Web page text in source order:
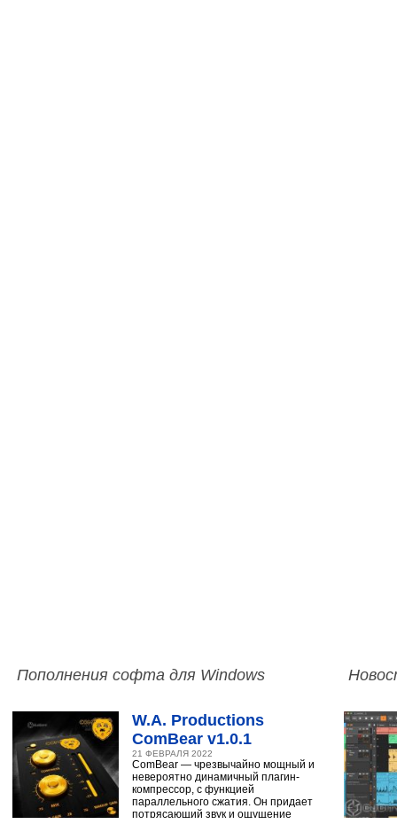
Пополнения софта для Windows
W.A. Productions
ComBear v1.0.1
21 ФЕВРАЛЯ 2022
ComBear — чрезвычайно мощный и
невероятно динамичный плагин-
компрессор, с функцией
параллельного сжатия. Он придает
потрясающий звук и ощущение